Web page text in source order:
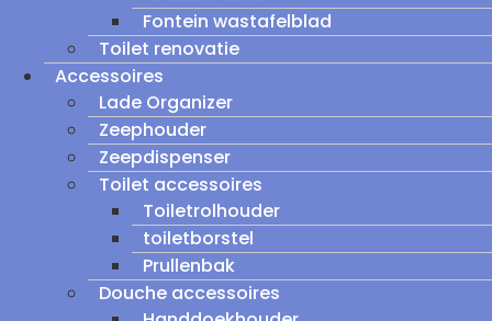
Fontein wastafelblad
Toilet renovatie
Accessoires
Lade Organizer
Zeephouder
Zeepdispenser
Toilet accessoires
Toiletrolhouder
toiletborstel
Prullenbak
Douche accessoires